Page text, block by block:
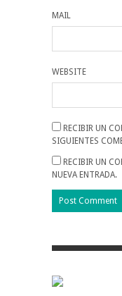
MAIL
WEBSITE
RECIBIR UN
SIGUIENTES
RECIBIR UN
NUEVA ENTRADA.